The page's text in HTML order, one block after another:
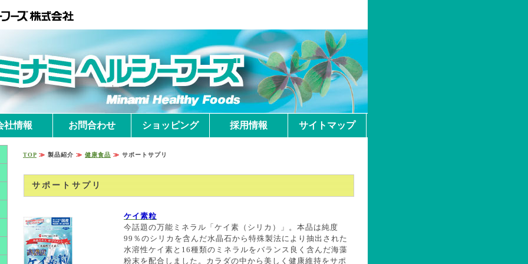
社情報 お問合わせ ショッピング 採用情報 サイトマップ
TOP ≫ 製品紹介 ≫ 健康食品 ≫ サポートサプリ
サポートサプリ
ケイ素粒
今話題の万能ミネラル「ケイ素（シリカ）」。本品は純度
99％のシリカを含んだ水晶石から特殊製法により抽出された
水溶性ケイ素と16種類のミネラルをバランス良く含んだ海藻
粉末を配合しました。カラダの中から美しく健康維持をサポ